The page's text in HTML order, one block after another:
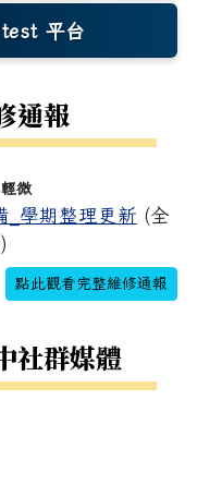
議題有想法與看法的同
中心(台北第二區網中
平台
(另開新視窗)
通報
微
_學期整理更新 (全
點此觀看完整維修通報
社群媒體